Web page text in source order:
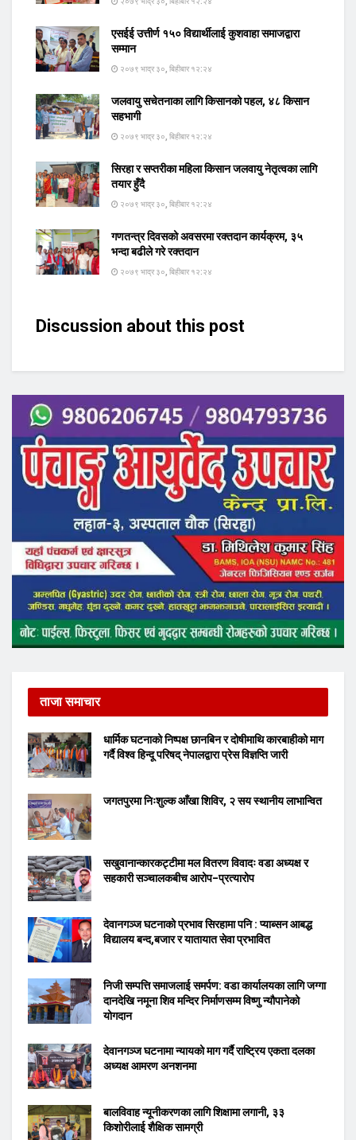
एसईई उत्तीर्ण १५० विद्यार्थीलाई कुशवाहा समाजद्वारा
सम्मान
२०७९ भाद्र ३०, बिहीबार १२:२४
जलवायु सचेतनाका लागि किसानको पहल, ४८ किसान
सहभागी
२०७९ भाद्र ३०, बिहीबार १२:२४
सिरहा र सप्तरीका महिला किसान जलवायु नेतृत्वका लागि
तयार हुँदै
२०७९ भाद्र ३०, बिहीबार १२:२४
गणतन्त्र दिवसको अवसरमा रक्तदान कार्यक्रम, ३५
भन्दा बढीले गरे रक्तदान
२०७९ भाद्र ३०, बिहीबार १२:२४
Discussion about this post
ताजा समाचार
धार्मिक घटनाको निष्पक्ष छानबिन र दोषीमाथि कारबाहीको माग
गर्दै विश्व हिन्दू परिषद् नेपालद्वारा प्रेस विज्ञप्ति जारी
जगतपुरमा निःशुल्क आँखा शिविर, २ सय स्थानीय लाभान्वित
सखुवानान्कारकट्टीमा मल वितरण विवादः वडा अध्यक्ष र
सहकारी सञ्चालकबीच आरोप–प्रत्यारोप
देवानगञ्ज घटनाको प्रभाव सिरहामा पनि : प्याब्सन आबद्ध
विद्यालय बन्द,बजार र यातायात सेवा प्रभावित
निजी सम्पत्ति समाजलाई समर्पण: वडा कार्यालयका लागि जग्गा
दानदेखि नमूना शिव मन्दिर निर्माणसम्म विष्णु न्यौपानेको
योगदान
देवानगञ्ज घटनामा न्यायको माग गर्दै राष्ट्रिय एकता दलका
अध्यक्ष आमरण अनशनमा
बालविवाह न्यूनीकरणका लागि शिक्षामा लगानी, ३३
किशोरीलाई शैक्षिक सामग्री